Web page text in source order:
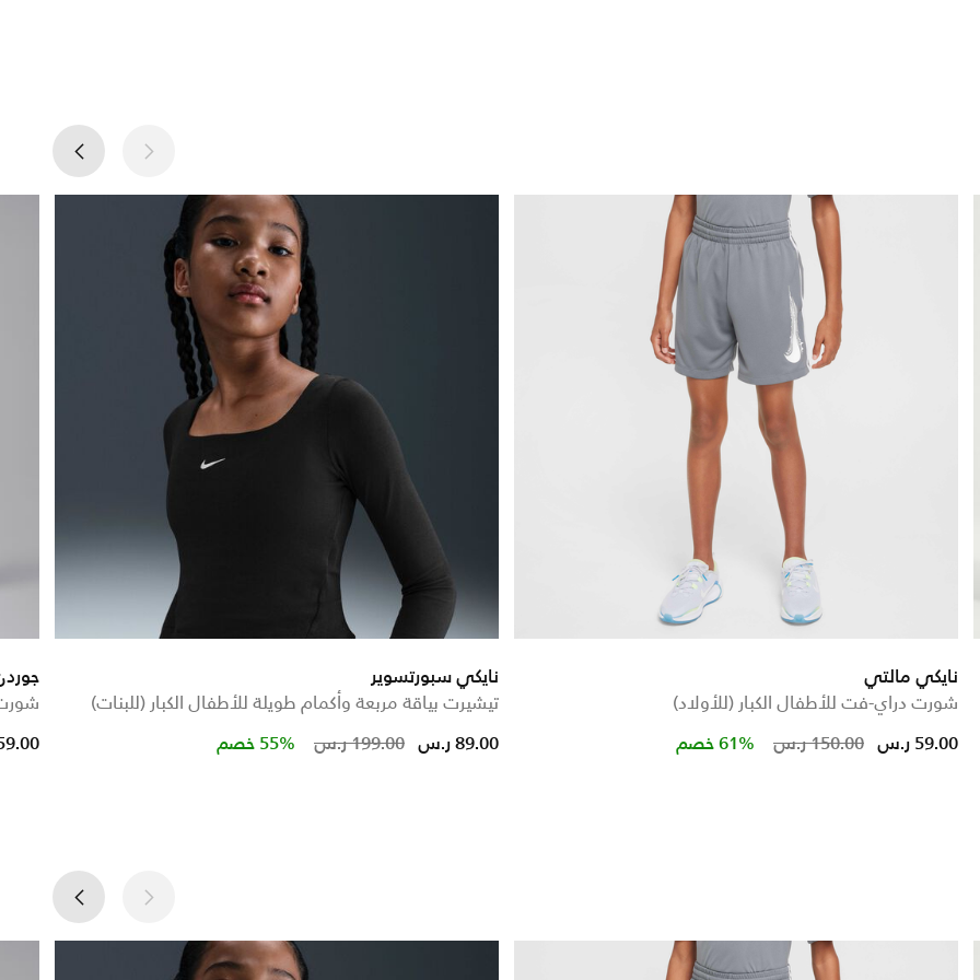
نايكي مالتي
شورت دراي-فت للأطفال الكبار (للأولاد)
Price reduced 150.00 ر.س to
59.00 ر.س 61% خصم
نايكي سبورتسوير
تيشيرت بياقة مربعة وأكمام طويلة للأطفال الكبار (للبنات)
Price reduced from
199.00 ر.سto 89.00 ر.س 55% خصم
شورت
from
to59.00